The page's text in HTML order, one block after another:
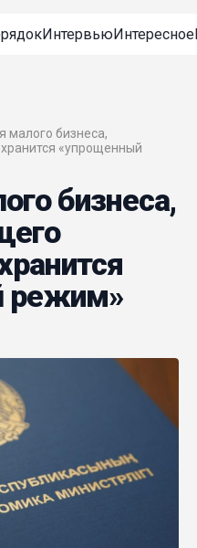
ИнтервьюИнтересное
малого бизнеса,
«упрощенный
бизнеса,
режим»